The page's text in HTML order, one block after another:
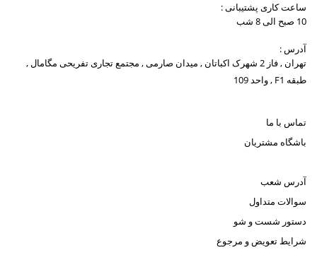
ساعت کاری پشتیبانی :
10 صبح الی 8 شب
آدرس :
تهران , فاز 2 شهرک اکباتان , میدان صارمی , مجتمع تجاری تفریحی مگامال ,
طبقه F1 , واحد 109
تماس با ما
باشگاه مشتریان
آدرس شعب
سوالات متداول
دستور شست و شو
شرایط تعویض و مرجوع